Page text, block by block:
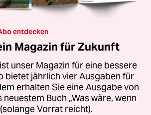
entdecken
Magazin für Zukunft
unser Magazin für eine bessere
bietet jährlich vier Ausgaben für
erhalten Sie eine Ausgabe von
Buch „Was wäre, wenn
Vorrat reicht).